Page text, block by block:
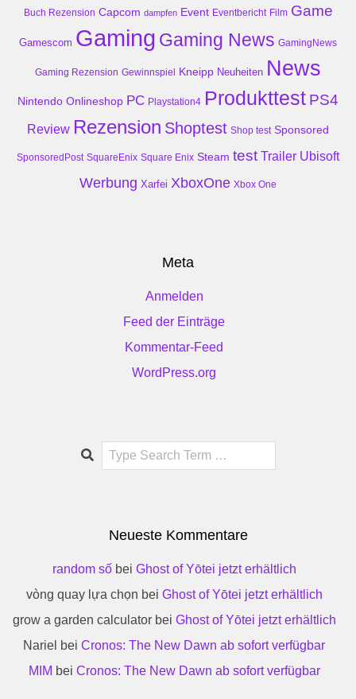
Buch Rezension Capcom dampfen Event Eventbericht Film Game
Gamescom Gaming Gaming News GamingNews
Gaming Rezension Gewinnspiel Kneipp Neuheiten News
Nintendo Onlineshop PC Playstation4 Produkttest PS4
Review Rezension Shoptest Shop test Sponsored
SponsoredPost SquareEnix Square Enix Steam test Trailer Ubisoft
Werbung Xarfei XboxOne Xbox One
Meta
Anmelden
Feed der Einträge
Kommentar-Feed
WordPress.org
Search
Neueste Kommentare
random sốbei Ghost of Yōtei jetzt erhältlich
vòng quay lựa chọn bei Ghost of Yōtei jetzt erhältlich
grow a garden calculatorbei Ghost of Yōtei jetzt erhältlich
Nariel bei Cronos: The New Dawn ab sofort verfügbar
MIM bei Cronos: The New Dawn ab sofort verfügbar